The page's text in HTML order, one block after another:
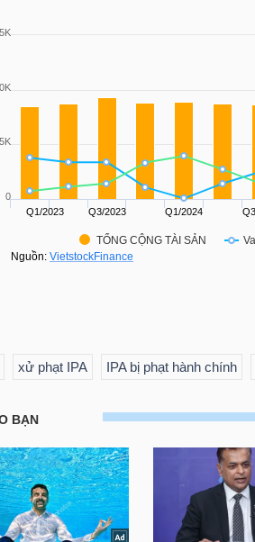
xử phạt IPA IPA bị phạt hành chính